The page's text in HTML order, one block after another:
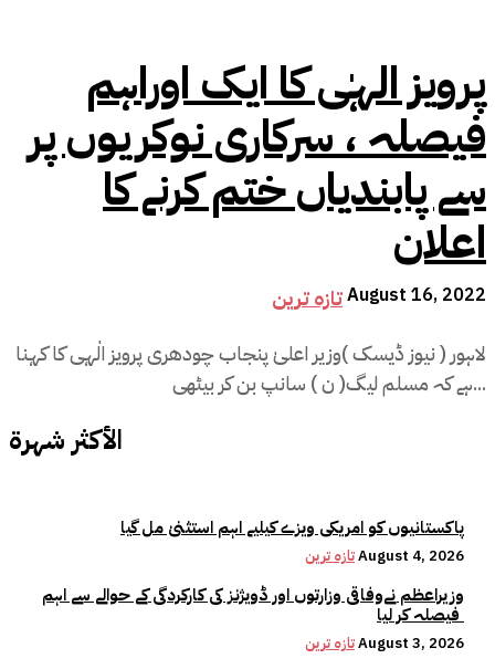
پرویز الہٰی کا ایک اوراہم
فیصلہ ، سرکاری نوکریوں پر
سے پابندیاں ختم کرنے کا
اعلان
تازہ ترینAugust 16, 2022
لاہور ( نیوز ڈیسک )وزیر اعلیٰ پنجاب چودھری پرویز الٰہی کا کہنا
ہے کہ مسلم لیگ( ن ) سانپ بن کر بیٹھی...
الأكثر شهرة
پاکستانیوں کو امریکی ویزے کیلیے اہم استثنیٰ مل گیا
تازہ ترینAugust 4, 2026
وزیراعظم نےوفاقی وزارتوں اور ڈویژنز کی کارکردگی کے حوالے سے اہم
تازہ ترینAugust 3, 2026